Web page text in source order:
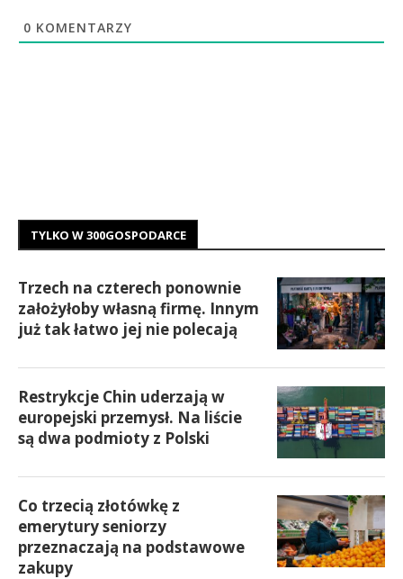
0 KOMENTARZY
TYLKO W 300GOSPODARCE
Trzech na czterech ponownie
założyłoby własną firmę. Innym
już tak łatwo jej nie polecają
Restrykcje Chin uderzają w
europejski przemysł. Na liście
są dwa podmioty z Polski
Co trzecią złotówkę z
emerytury seniorzy
przeznaczają na podstawowe
zakupy